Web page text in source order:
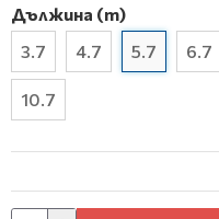
Дължина (m)
3.7
4.7 5.7 6.7
10.7